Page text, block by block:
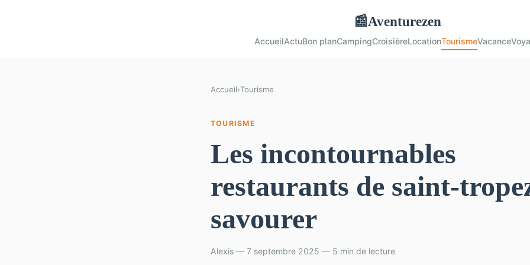
📰Aventurezen
AccueilActuBon planCampingCroisièreLocationTourismeVacance
Accueil›Tourisme
TOURISME
Les incontournables
restaurants de saint-
savourer
Alexis — 7 septembre 2025 — 5 min de lecture